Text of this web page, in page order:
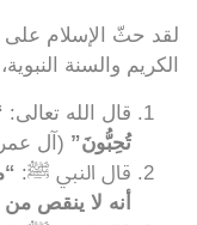
لقد حثّ الإسلام
الكريم والسنة
قال الله تعالى:
تُحِبُّونَ” (آل
قال النبي ﷺ:
أنه لا ينقص